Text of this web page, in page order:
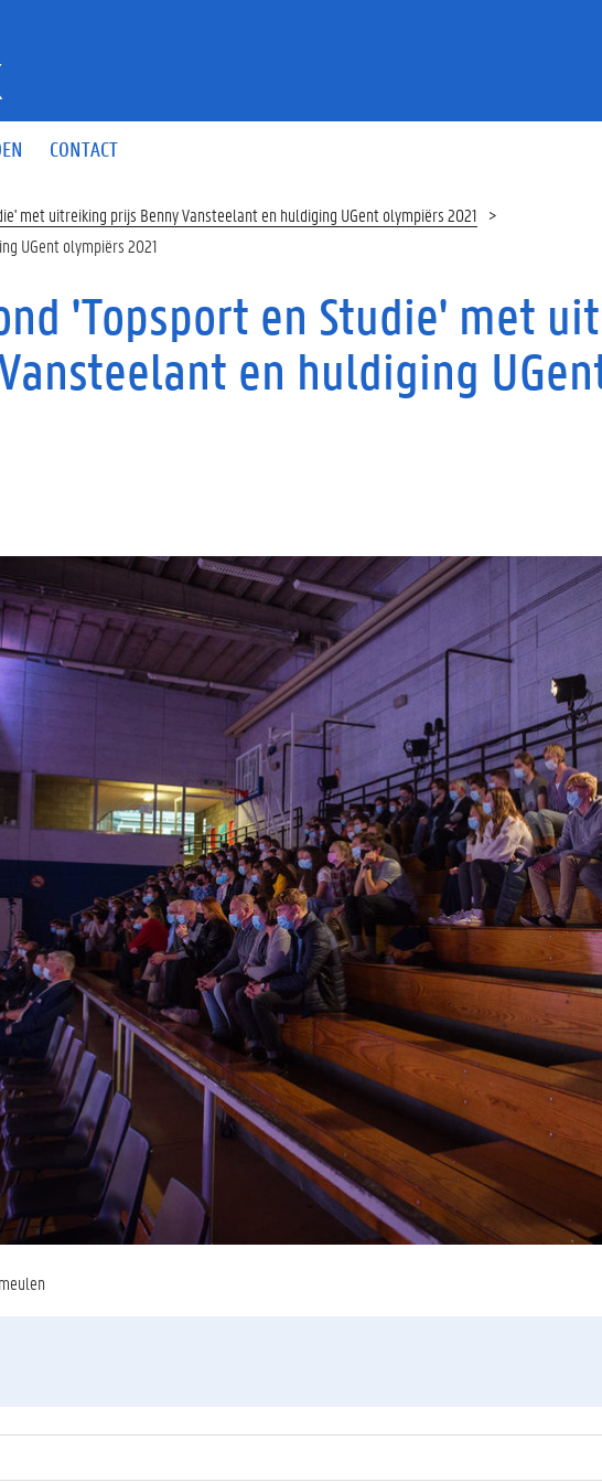
CONTACT
met uitreiking prijs Benny Vansteelant en huldiging UGent olympiërs 2021
UGent olympiërs 2021
'Topsport en Studie' met
en huldiging